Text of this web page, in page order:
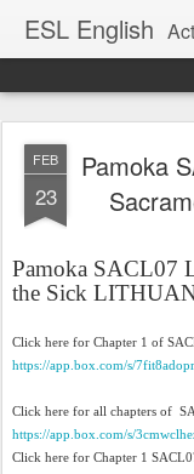
ESL English Action
FEB
23
Pamoka
Pamoka SACL07
the Sick
Click here for Chapter 1 of
https://app.box.com/s/
Click here for all chapters of
https://app.box.com/s/
Click here for Chapter 1